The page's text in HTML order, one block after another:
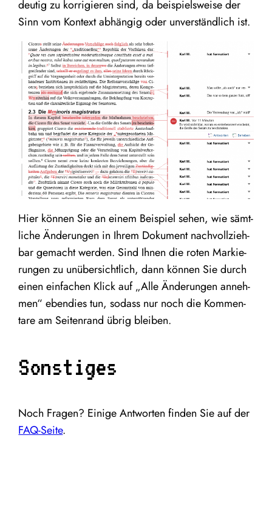
deu­tig zu kor­ri­gie­ren sind, da bei­spiels­wei­se der
Sinn vom Kon­text abhän­gig oder unver­ständ­lich ist.
Hier kön­nen Sie an einem Bei­spiel sehen, wie sämt­
li­che Ände­run­gen in Ihrem Doku­ment nach­voll­zieh­
bar gemacht wer­den. Sind Ihnen die roten Mar­kie­
run­gen zu unüber­sicht­lich, dann kön­nen Sie durch
einen ein­fa­chen Klick auf„Alle Ände­run­gen anneh­
men“ eben­dies tun, sodass nur noch die Kom­men­
ta­re am Sei­ten­rand übrig bleiben.
Sonstiges
Noch Fra­gen? Eini­ge Ant­wor­ten fin­den Sie auf der
FAQ-Sei­te.